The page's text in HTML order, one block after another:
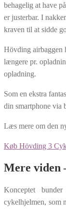
behagelig at have
er justerbar. I
kraven til at sidde
Hövding airbaggen
længere pr.
opladning.
Som en ekstra
din smartphone via
Læs mere om den
Køb Hövding 3
Mere viden
Konceptet
cykelhjelmen, som